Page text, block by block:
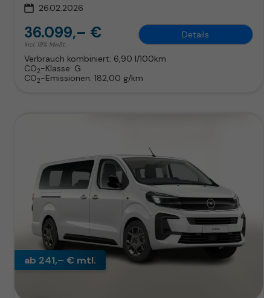
26.02.2026
36.099,– €
incl. 19% MwSt.
Details
Verbrauch kombiniert: 6,90 l/100km
CO2-Klasse: G
CO2-Emissionen: 182,00 g/km
ab 241,– € mtl.